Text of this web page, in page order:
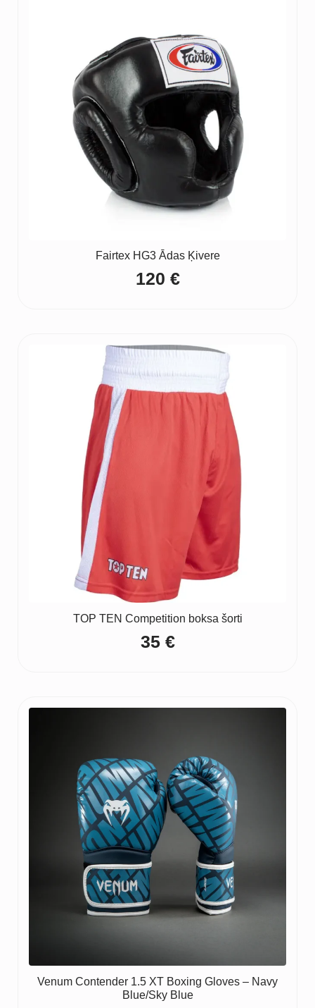
Fairtex HG3 Ādas Ķivere
120 €
TOP TEN Competition boksa šorti
35 €
Venum Contender 1.5 XT Boxing Gloves – Navy
Blue/Sky Blue